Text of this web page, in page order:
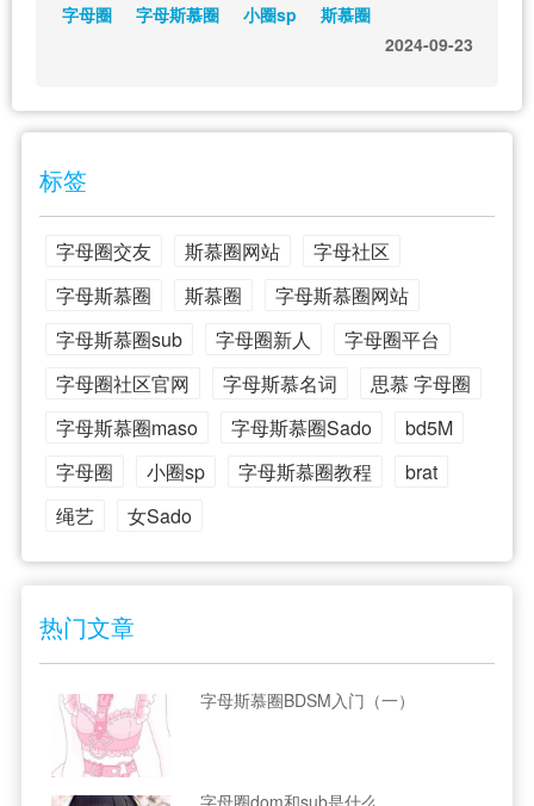
字母圈 字母斯慕圈 小圈sp
斯慕圈
2024-09-23
标签
字母圈交友 斯慕圈网站
字母社区
字母斯慕圈
斯慕圈
字母斯慕圈网站
字母斯慕圈sub
字母圈新人
字母圈平台
字母圈社区官网
字母斯慕名词
思慕 字母圈
字母斯慕圈maso
字母斯慕圈Sado
bd5M
字母圈
小圈sp 字母斯慕圈教程
brat
绳艺
女Sado
热门文章
字母斯慕圈BDSM入门（一）
字母圈dom和sub是什么